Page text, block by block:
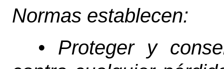
Normas establecen:
• Proteger y